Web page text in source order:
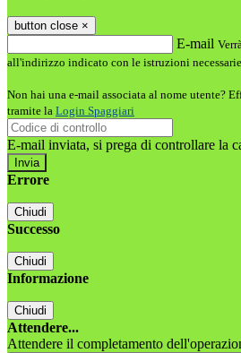
button close ×
E-mail
all'indirizzo indicato con le istruzioni
Non hai una e-mail associata al nome utente?
tramite la Login Spaggiari
E-mail inviata, si prega di controllare la
Errore
Chiudi
Successo
Chiudi
Informazione
Chiudi
Attendere...
Attendere il completamento